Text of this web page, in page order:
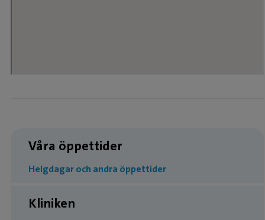
Våra öppettider
Helgdagar och andra öppettider
Kliniken